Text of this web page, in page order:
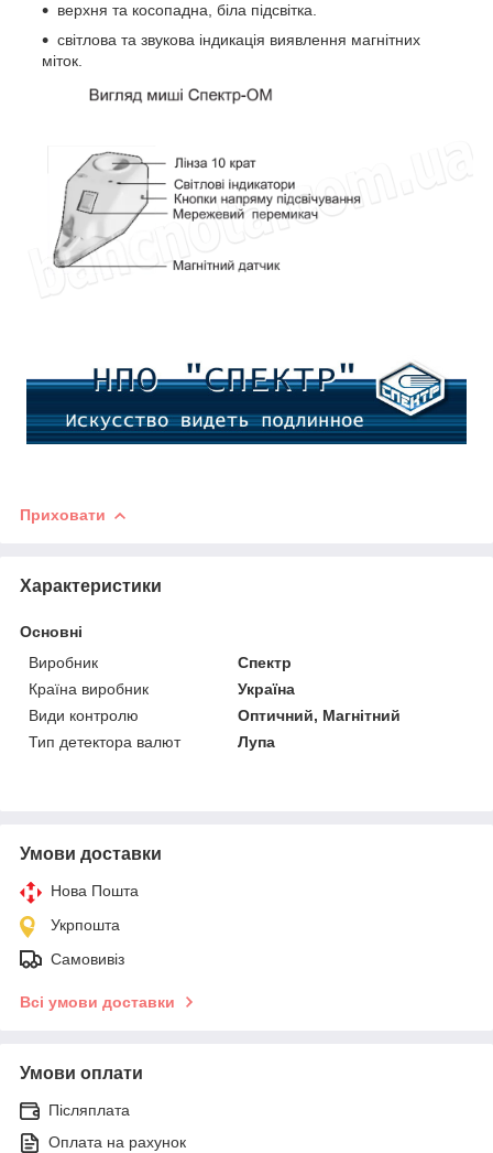
верхня та косопадна, біла підсвітка.
світлова та звукова індикація виявлення магнітних
міток.
Приховати
Характеристики
Основні
Виробник
Спектр
Країна виробник
Україна
Види контролю
Оптичний, Магнітний
Тип детектора валют
Лупа
Умови доставки
Нова Пошта
Укрпошта
Самовивіз
Всі умови доставки
Умови оплати
Післяплата
Оплата на рахунок